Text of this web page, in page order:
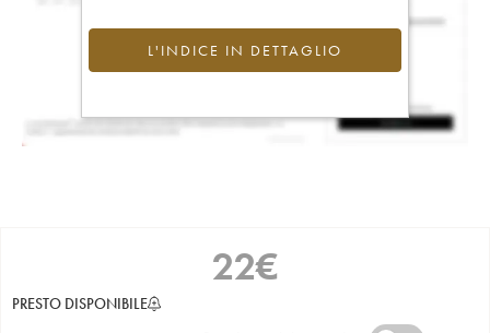
L'INDICE IN DETTAGLIO
PRESTO DISPONIBILE
22€